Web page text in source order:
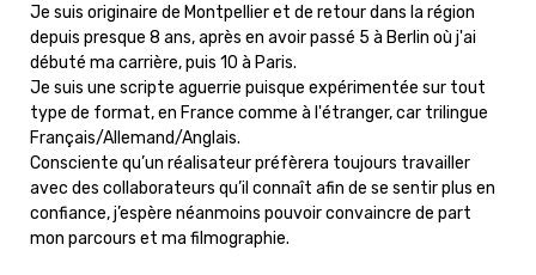
Je suis originaire de Montpellier et de retour dans la région
depuis presque 8 ans, après en avoir passé 5 à Berlin où j'ai
débuté ma carrière, puis 10 à Paris.
Je suis une scripte aguerrie puisque expérimentée sur tout
type de format, en France comme à l'étranger, car trilingue
Français/Allemand/Anglais.
Consciente qu’un réalisateur préfèrera toujours travailler
avec des collaborateurs qu’il connaît afin de se sentir plus en
confiance, j’espère néanmoins pouvoir convaincre de part
mon parcours et ma filmographie.